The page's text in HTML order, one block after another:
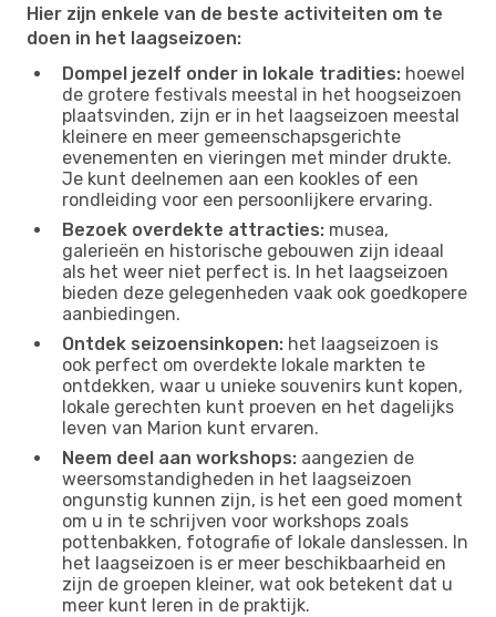
Hier zijn enkele van de beste activiteiten om te
doen in het laagseizoen:
Dompel jezelf onder in lokale tradities: hoewel
de grotere festivals meestal in het hoogseizoen
plaatsvinden, zijn er in het laagseizoen meestal
kleinere en meer gemeenschapsgerichte
evenementen en vieringen met minder drukte.
Je kunt deelnemen aan een kookles of een
rondleiding voor een persoonlijkere ervaring.
Bezoek overdekte attracties: musea,
galerieën en historische gebouwen zijn ideaal
als het weer niet perfect is. In het laagseizoen
bieden deze gelegenheden vaak ook goedkopere
aanbiedingen.
Ontdek seizoensinkopen: het laagseizoen is
ook perfect om overdekte lokale markten te
ontdekken, waar u unieke souvenirs kunt kopen,
lokale gerechten kunt proeven en het dagelijks
leven van Marion kunt ervaren.
Neem deel aan workshops: aangezien de
weersomstandigheden in het laagseizoen
ongunstig kunnen zijn, is het een goed moment
om u in te schrijven voor workshops zoals
pottenbakken, fotografie of lokale danslessen. In
het laagseizoen is er meer beschikbaarheid en
zijn de groepen kleiner, wat ook betekent dat u
meer kunt leren in de praktijk.